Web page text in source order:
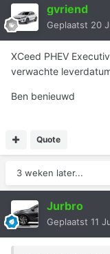
gvriend
Geplaatst 20
XCeed PHEV
verwachte
Ben benieuwd
Quote
3 weken later...
Jurbro
Geplaatst 11